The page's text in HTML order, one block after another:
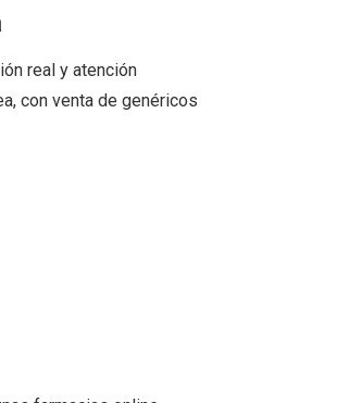
real y atención
con venta de genéricos